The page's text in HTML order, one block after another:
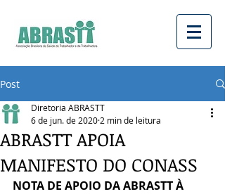
Post
ABRASTT APOIA
MANIFESTO DO CONASS
Diretoria ABRASTT
6 de jun. de 2020 2 min de leitura
NOTA DE APOIO DA ABRASTT À